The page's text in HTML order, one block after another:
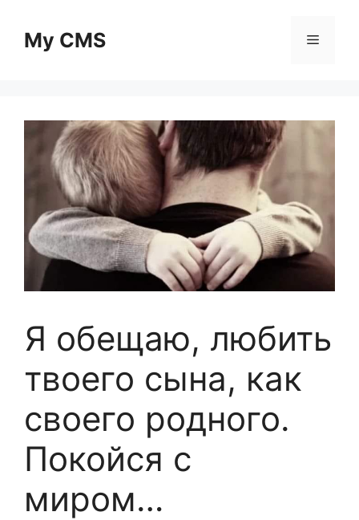
contentMy CMS Menu
Я обещаю, любить
твоего сына, как
своего родного.
Покойся с
миром…